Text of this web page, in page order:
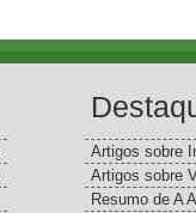
Artigos sobre
Artigos sobre
Resumo de A